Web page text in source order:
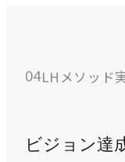
04LHメソッド
ビジョン達